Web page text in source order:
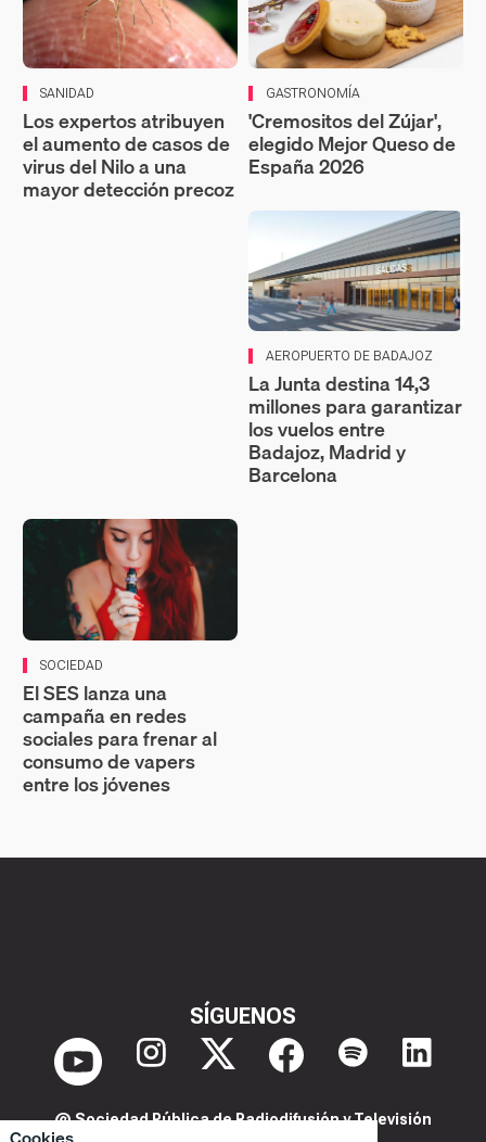
SANIDAD
Los expertos atribuyen
el aumento de casos de
virus del Nilo a una
mayor detección precoz
GASTRONOMÍA
'Cremositos del Zújar',
elegido Mejor Queso de
España 2026
AEROPUERTO DE BADAJOZ
La Junta destina 14,3
millones para garantizar
los vuelos entre
Badajoz, Madrid y
Barcelona
SOCIEDAD
El SES lanza una
campaña en redes
sociales para frenar al
consumo de vapers
entre los jóvenes
SÍGUENOS
@ Sociedad Pública de Radiodifusión y Televisión